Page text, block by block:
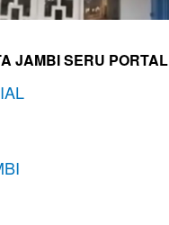
JAMBI SERU PORTAL